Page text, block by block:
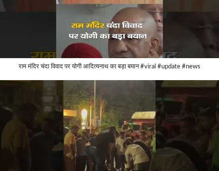
राम मंदिर चंदा विवाद पर योगी आदित्यनाथ का बड़ा बयान #viral #update #news